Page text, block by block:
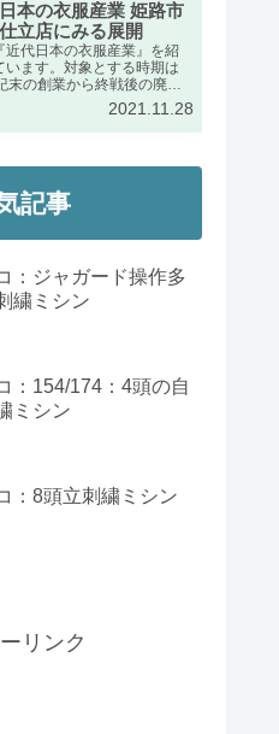
本の衣服産業 姫路市
立店にみる展開
近代日本の衣服産業』を紹
います。対象とする時期は
末の創業から終戦後の廃業
約半世紀です。兵庫県姫路
本家文書を手がかりに、近
経済史の発展段階で特異な
とめました。
2021.11.28
記事
：ジャガード操作多
繍ミシン
：154/174：4頭の自
ミシン
：8頭立刺繍ミシン
リンク